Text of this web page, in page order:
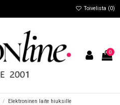
Toivelista (0)
0
Elektroninen laite hiuksille